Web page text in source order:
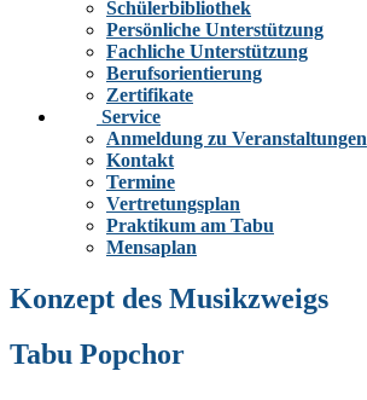
Schülerbibliothek
Persönliche Unterstützung
Fachliche Unterstützung
Berufsorientierung
Zertifikate
Service
Anmeldung zu Veranstaltungen
Kontakt
Termine
Vertretungsplan
Praktikum am Tabu
Mensaplan
Konzept des Musikzweigs
Tabu Popchor